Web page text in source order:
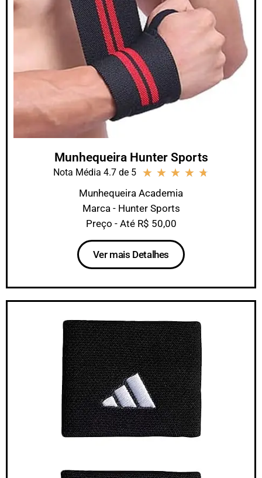
Munhequeira Hunter Sports
Nota Média 4.7 de 5 ★ ★ ★ ★ ★
Munhequeira Academia
Marca - Hunter Sports
Preço - Até R$ 50,00
Ver mais Detalhes